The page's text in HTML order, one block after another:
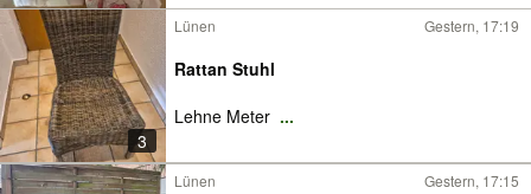
3
Lünen Gestern, 17:19
Rattan Stuhl
Lehne Meter ...
Lünen Gestern, 17:15